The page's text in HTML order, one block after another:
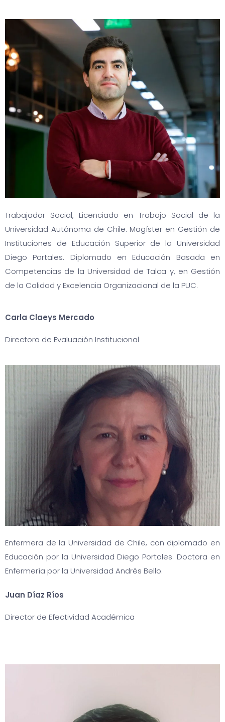
Trabajador Social, Licenciado en Trabajo Social de la
Universidad Autónoma de Chile. Magíster en Gestión de
Instituciones de Educación Superior de la Universidad
Diego Portales. Diplomado en Educación Basada en
Competencias de la Universidad de Talca y, en Gestión
de la Calidad y Excelencia Organizacional de la PUC.
Carla Claeys Mercado
Directora de Evaluación Institucional
Enfermera de la Universidad de Chile, con diplomado en
Educación por la Universidad Diego Portales. Doctora en
Enfermería por la Universidad Andrés Bello.
Juan Díaz Ríos
Director de Efectividad Académica